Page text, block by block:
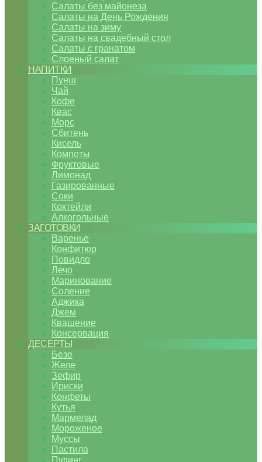
Салаты без майонеза
Салаты на День Рождения
Салаты на зиму
Салаты на свадебный стол
Салаты с гранатом
Слоеный салат
НАПИТКИ
Пунш
Чай
Кофе
Квас
Морс
Сбитень
Кисель
Компоты
Фруктовые
Лимонад
Газированные
Соки
Коктейли
Алкогольные
ЗАГОТОВКИ
Варенье
Конфитюр
Повидло
Лечо
Маринование
Соление
Аджика
Джем
Квашение
Консервация
ДЕСЕРТЫ
Безе
Желе
Зефир
Ириски
Конфеты
Кутья
Мармелад
Мороженое
Муссы
Пастила
Пудинг